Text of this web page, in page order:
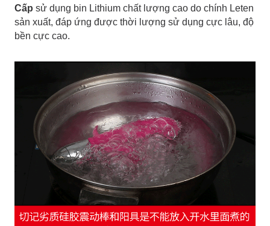
Cấp sử dụng bin Lithium chất lượng cao do chính Leten
sản xuất, đáp ứng được thời lượng sử dụng cực lâu, độ
bền cực cao.